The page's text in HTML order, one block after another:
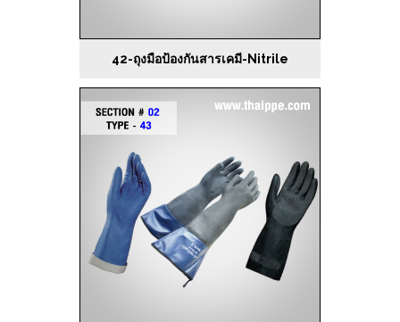
42-ถุงมือป้องกันสารเคมี-Nitrile